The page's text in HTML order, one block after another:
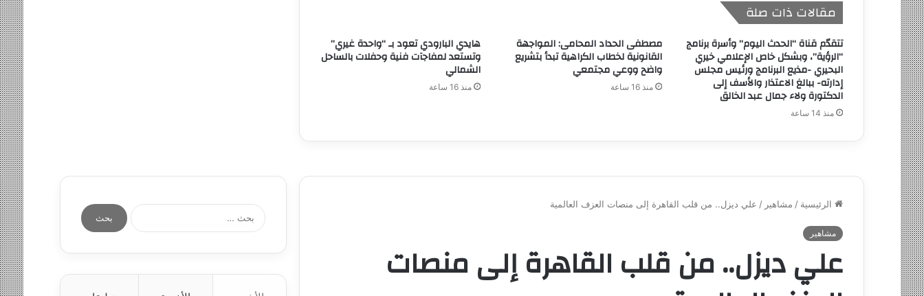
مقالات ذات صلة
تتقدّم قناة “الحدث اليوم” وأسرة برنامج
“الرؤية”، وبشكل خاص الإعلامي خيري
البحيري -مذيع البرنامج ورئيس مجلس
إدارته- ببالغ الاعتذار والأسف إلى
الدكتورة ولاء جمال عبد الخالق
منذ 14 ساعة
مصطفى الحداد المحامى: المواجهة
القانونية لخطاب الكراهية تبدأ بتشريع
واضح ووعي مجتمعي
منذ 16 ساعة
هايدي البارودي تعود بـ “واحدة غيري”
وتستعد لمفاجآت فنية وحفلات بالساحل
الشمالي
منذ 16 ساعة